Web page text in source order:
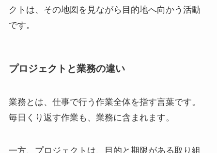
クトは、その地図を見ながら目的地へ向かう活動
です。
プロジェクトと業務の違い
業務とは、仕事で行う作業全体を指す言葉です。
毎日くり返す作業も、業務に含まれます。
一方、プロジェクトは、目的と期限がある取り組